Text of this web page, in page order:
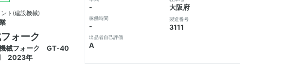
ト(建設機械)
ォーク
機械フォーク GT-40
2023年
-
稼働時間
-
出品者自己評価
A
大阪府
製造番号
3111